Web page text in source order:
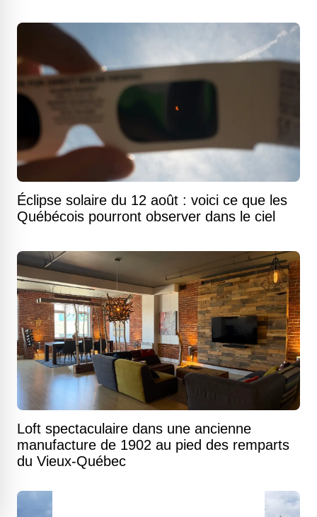
Éclipse solaire du 12 août : voici ce que les
Québécois pourront observer dans le ciel
Loft spectaculaire dans une ancienne
manufacture de 1902 au pied des remparts
du Vieux-Québec